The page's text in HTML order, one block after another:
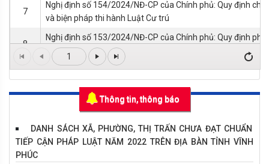
7
Nghị định số 154/2024/NĐ-CP của Chính phủ: Quy định chi
và biện pháp thi hành Luật Cư trú
8
Nghị định số 153/2024/NĐ-CP của Chính phủ: Quy định phí
trường đối với khí thải
9
Nghị định số 152/2024/NĐ-CP của Chính phủ: Sửa đổi, bổ
điều của Nghị định số 62/2015/NĐ-CP ngày 18 tháng 7
chi tiết và hướng dẫn thi hành một số điều của Luật Thi
được sửa đổi, bổ sung một số điều theo Nghị định số 33/
17 tháng 3 năm 2020 của Chính phủ
10
Nghị định số 149/2024/NĐ-CP của Chính phủ: Quy định chi
1
Thông tin, thông báo
DANH SÁCH XÃ, PHƯỜNG, THỊ TRẤN CHƯA ĐẠT CHUẨN
TIẾP CẬN PHÁP LUẬT NĂM 2022 TRÊN ĐỊA BÀN TỈNH VĨNH
PHÚC